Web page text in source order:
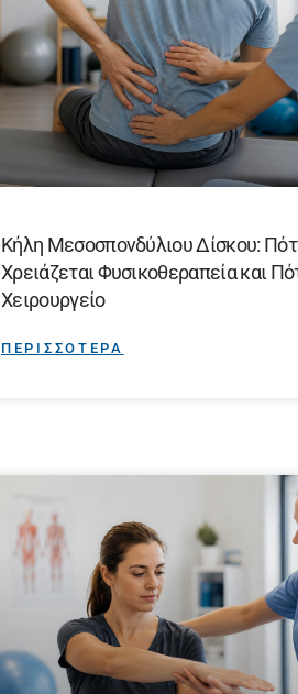
Κήλη Μεσοσπονδύλιου Δίσκου:
Χρειάζεται Φυσικοθεραπεία και
Χειρουργείο
ΠΕΡΙΣΣΟΤΕΡΑ